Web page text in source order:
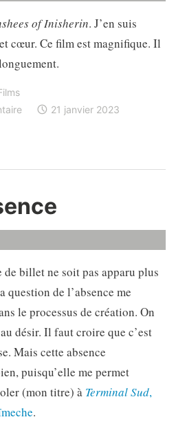
of Inisherin. J’en suis
cœur. Ce film est magnifique. Il
21 janvier 2023
billet ne soit pas apparu plus
question de l’absence me
le processus de création. On
désir. Il faut croire que c’est
Mais cette absence
puisqu’elle me permet
(mon titre) à TerminalSud,
.